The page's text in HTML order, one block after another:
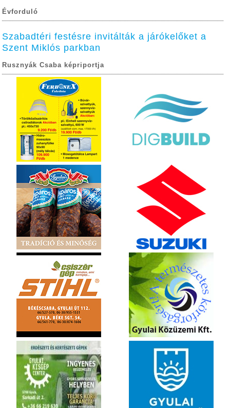
Évforduló
Szabadtéri festésre invitálták a járókelőket a
Szent Miklós parkban
Rusznyák Csaba képriportja